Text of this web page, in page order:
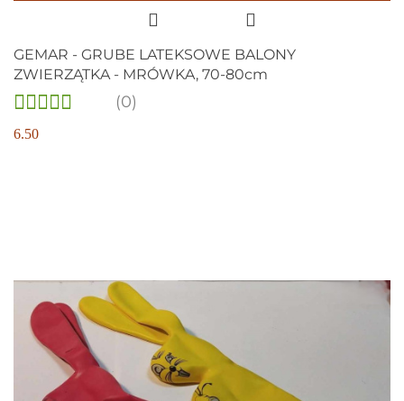
GEMAR - GRUBE LATEKSOWE BALONY
ZWIERZĄTKA - MRÓWKA, 70-80cm
(0)
6.50